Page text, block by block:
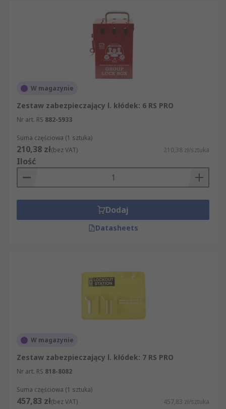
W magazynie
Zestaw zabezpieczający l. kłódek: 6 RS PRO
Nr art. RS 882-5933
Suma częściowa (1 sztuka)
210,38 zł(bez VAT) 210,38 zł/sztuka
Ilość
Dodaj
Datasheets
W magazynie
Zestaw zabezpieczający l. kłódek: 7 RS PRO
Nr art. RS 818-8082
Suma częściowa (1 sztuka)
457,83 zł(bez VAT) 457,83 zł/sztuka